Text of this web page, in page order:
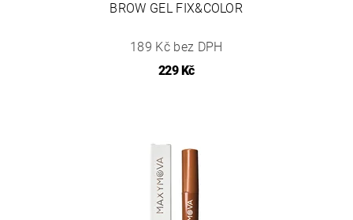
BROW GEL FIX&COLOR
189 Kč bez DPH
229 Kč